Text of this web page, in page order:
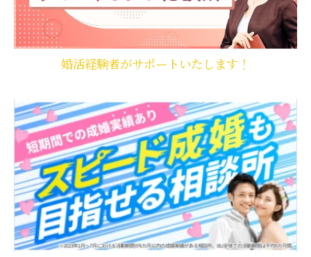
婚活経験者がサポートいたします！